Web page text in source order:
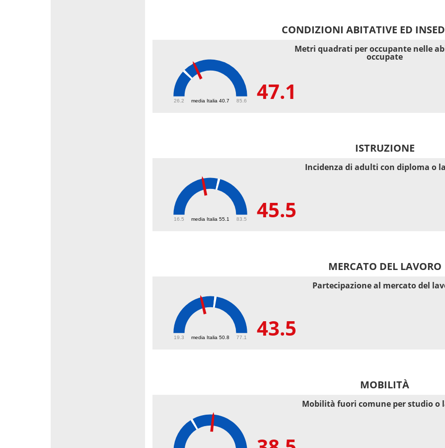
CONDIZIONI ABITATIVE ED
media Italia 40.7
26.2 85.6 47.1
Metri quadrati per occupante nelle
occupate
ISTRUZIONE
media Italia 55.1
16.5 83.5 45.5
Incidenza di adulti con diploma o
MERCATO DEL LAVORO
media Italia 50.8
19.3 77.1 43.5
Partecipazione al mercato del
MOBILITÀ
Mobilità fuori comune per studio o